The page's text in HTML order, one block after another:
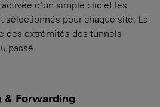
d’un simple clic et les
sélectionnés pour chaque site. La
des extrémités des tunnels
passé.
& Forwarding